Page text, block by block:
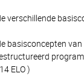
verschillende
basisconcepten
ELO )